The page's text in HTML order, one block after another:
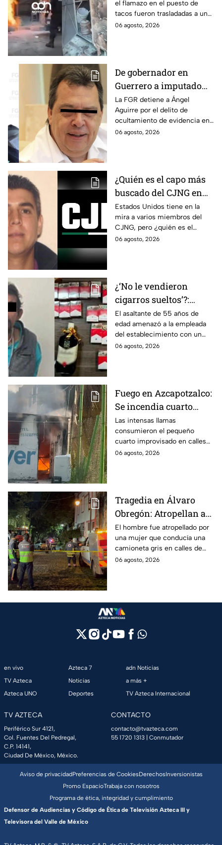
el flamazo en el puesto de
tacos fueron trasladadas a un
hospital para recibir atención
06 agosto, 2026
De gobernador en
Guerrero a imputado
por la "Verdad
Histórica"; Así fue como
Ángel Aguirre obstruyó
la justicia en caso
La FGR detiene a Ángel
Aguirre por el delito de
ocultamiento de evidencia en
el caso Ayotzinapa. Esta es la
06 agosto, 2026
¿Quién es el capo más
buscado del CJNG en
Estados Unidos?
Estados Unidos tiene en la
mira a varios miembros del
CJNG, pero ¿quién es el
miembro más buscado por el
06 agosto, 2026
¿‘No le vendieron
cigarros sueltos’?:
Detienen a hombre tras
asaltar una tienda y
llevarse más de 30
cajetillas en Iztapalapa
El asaltante de 55 años de
edad amenazó a la empleada
del establecimiento con un
arma de fuego, llevándose
06 agosto, 2026
Fuego en Azcapotzalco:
Se incendia cuarto
improvisado en la
Industrial Vallejo;
rompen cadenas para
combatir las llamas
Las intensas llamas
consumieron el pequeño
cuarto improvisado en calles
de Azcapotzalco; bomberos
06 agosto, 2026
Tragedia en Álvaro
Obregón: Atropellan a
hombre en situación de
calle y queda prensado
en San Ángel, CDMX
El hombre fue atropellado por
una mujer que conducía una
camioneta gris en calles de
San Ángel; la responsable ya
06 agosto, 2026
en vivo
TV Azteca
Azteca UNO
Azteca 7
Noticias
Deportes
adn Noticias
a más +
TV Azteca Internacional
TV AZTECA
Periférico Sur 4121,
Col. Fuentes Del Pedregal,
C.P. 14141,
Ciudad De México, México.
CONTACTO
contacto@tvazteca.com
55 1720 1313 | Conmutador
Aviso de privacidadPreferencias de CookiesDerechosInversionistas
Promo EspacioTrabaja con nosotros
Programa de ética, integridad y cumplimiento
Defensor de Audiencias y Código de Ética de Televisión Azteca III y
Televisora del Valle de México